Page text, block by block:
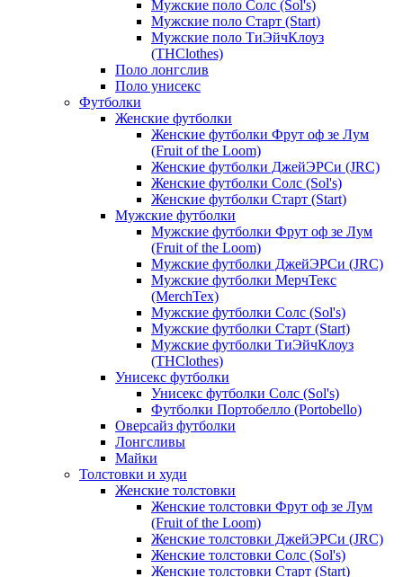
Мужские поло Солс (Sol's)
Мужские поло Старт (Start)
Мужские поло ТиЭйчКлоуз
(THClothes)
Поло лонгслив
Поло унисекс
Футболки
Женские футболки
Женские футболки Фрут оф зе Лум
(Fruit of the Loom)
Женские футболки ДжейЭРСи (JRC)
Женские футболки Солс (Sol's)
Женские футболки Старт (Start)
Мужские футболки
Мужские футболки Фрут оф зе Лум
(Fruit of the Loom)
Мужские футболки ДжейЭРСи (JRC)
Мужские футболки МерчТекс
(MerchTex)
Мужские футболки Солс (Sol's)
Мужские футболки Старт (Start)
Мужские футболки ТиЭйчКлоуз
(THClothes)
Унисекс футболки
Унисекс футболки Солс (Sol's)
Футболки Портобелло (Portobello)
Оверсайз футболки
Лонгсливы
Майки
Толстовки и худи
Женские толстовки
Женские толстовки Фрут оф зе Лум
(Fruit of the Loom)
Женские толстовки ДжейЭРСи (JRC)
Женские толстовки Солс (Sol's)
Женские толстовки Старт (Start)